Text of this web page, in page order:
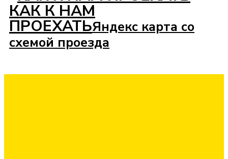
КАК К НАМ
ПРОЕХАТЬЯндекс карта со
схемой проезда